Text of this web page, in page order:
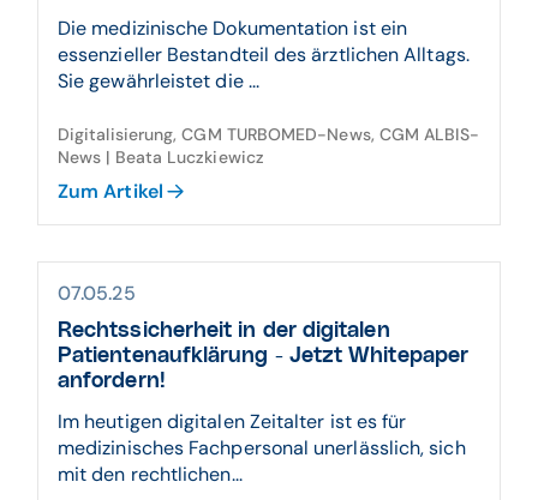
Die medizinische Dokumentation ist ein
essenzieller Bestandteil des ärztlichen Alltags.
Sie gewährleistet die ...
Digitalisierung, CGM TURBOMED-News, CGM ALBIS-
News | Beata Luczkiewicz
Zum Artikel
07.05.25
Rechtssicherheit in der digitalen
Patientenaufklärung - Jetzt Whitepaper
anfordern!
Im heutigen digitalen Zeitalter ist es für
medizinisches Fachpersonal unerlässlich, sich
mit den rechtlichen...